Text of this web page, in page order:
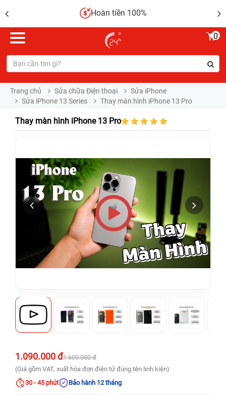
Hoàn tiền 100%
0
Trang chủ Sửa chữa Điện thoại
Sửa iPhone
Sửa iPhone 13 Series
Thay màn hình iPhone 13 Pro
Thay màn hình iPhone 13 Pro
1.090.000 đ1.600.000 đ
(Giá gồm VAT, xuất hóa đơn điện tử đúng tên linh kiện)
30 - 45 phút
Bảo hành 12 tháng